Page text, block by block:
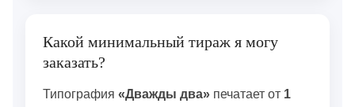
Какой минимальный тираж я могу
заказать?
Типография «Дважды два» печатает от 1